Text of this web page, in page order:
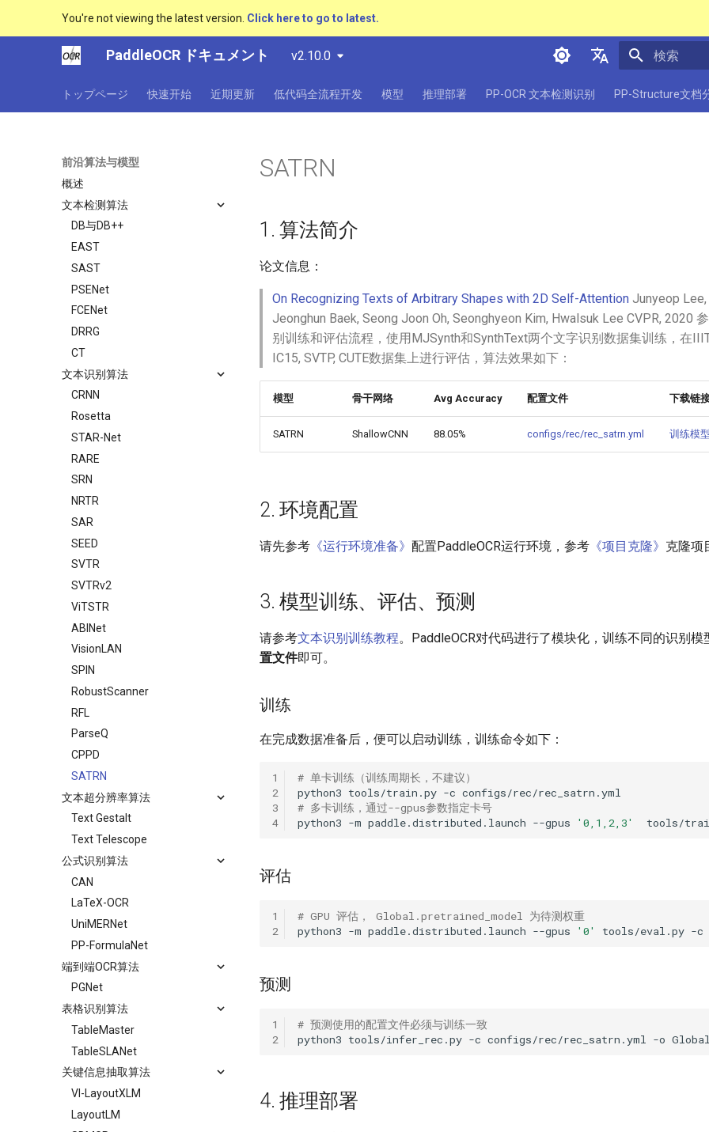
You're not viewing the latest version. Click here to go to latest.
PaddleOCR ドキュメント v2.10.0
简体中文
トップページ 快速开始 近期更新 低代码全流程开发 模型 推理部署 PP-OCR 文本检测识别 PP-Structure文档
前沿算法与模型
概述
文本检测算法
DB与DB++
EAST
SAST
PSENet
FCENet
DRRG
CT
文本识别算法
CRNN
Rosetta
STAR-Net
RARE
SRN
NRTR
SAR
SEED
SVTR
SVTRv2
ViTSTR
ABINet
VisionLAN
SPIN
RobustScanner
RFL
ParseQ
CPPD
SATRN
文本超分辨率算法
Text Gestalt
Text Telescope
公式识别算法
CAN
LaTeX-OCR
UniMERNet
PP-FormulaNet
端到端OCR算法
PGNet
表格识别算法
TableMaster
TableSLANet
关键信息抽取算法
VI-LayoutXLM
LayoutLM
SATRN
1. 算法简介
论文信息：
On Recognizing Texts of Arbitrary Shapes with 2D Self-Attention Junyeop Lee,
Jeonghun Baek, Seong Joon Oh, Seonghyeon Kim, Hwalsuk Lee CVPR, 2020
别训练和评估流程，使用MJSynth和SynthText两个文字识别数据集训练，在
IC15, SVTP, CUTE数据集上进行评估，算法效果如下：
模型 骨干网络 Avg Accuracy 配置文件 下载链
SATRN ShallowCNN 88.05% configs/rec/rec_satrn.yml 训练模型
2. 环境配置
请先参考 《运行环境准备》 配置PaddleOCR运行环境，参考 《项目克隆》 克隆项
3. 模型训练、评估、预测
请参考文本识别训练教程。PaddleOCR对代码进行了模块化，训练不同的识别模
置文件即可。
训练
在完成数据准备后，便可以启动训练，训练命令如下：
1
2
3
4
# 单卡训练（训练周期长，不建议）
python3 tools/train.py -c
# 多卡训练，通过--gpus参数指定卡号
python3 -m paddle.distributed.launch --gpus '0,1,2,3' tools/
评估
1
2
# GPU 评估， Global.pretrained_model 为待测权重
python3 -m paddle.distributed.launch --gpus '0' tools/eval.py -c
预测
1
2
# 预测使用的配置文件必须与训练一致
python3 tools/infer_rec.py -c configs/rec/rec_satrn.yml -o
4. 推理部署